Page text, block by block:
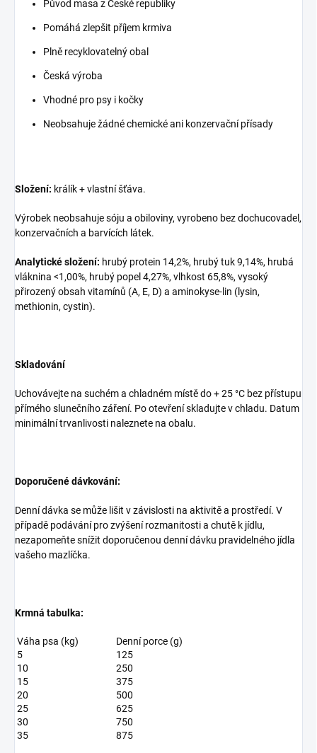
Původ masa z České republiky
Pomáhá zlepšit příjem krmiva
Plně recyklovatelný obal
Česká výroba
Vhodné pro psy i kočky
Neobsahuje žádné chemické ani konzervační přísady
Složení: králík + vlastní šťáva.
Výrobek neobsahuje sóju a obiloviny, vyrobeno bez dochucovadel,
konzervačních a barvících látek.
Analytické složení: hrubý protein 14,2%, hrubý tuk 9,14%, hrubá
vláknina <1,00%, hrubý popel 4,27%, vlhkost 65,8%, vysoký
přirozený obsah vitamínů (A, E, D) a aminokyse-lin (lysin,
methionin, cystin).
Skladování
Uchovávejte na suchém a chladném místě do + 25 °C bez přístupu
přímého slunečního záření. Po otevření skladujte v chladu. Datum
minimální trvanlivosti naleznete na obalu.
Doporučené dávkování:
Denní dávka se může lišit v závislosti na aktivitě a prostředí. V
případě podávání pro zvýšení rozmanitosti a chutě k jídlu,
nezapomeňte snížit doporučenou denní dávku pravidelného jídla
vašeho mazlíčka.
Krmná tabulka:
Váha psa (kg)
Denní porce (g)
5
125
10
250
15
375
20
500
25
625
30
750
35
875